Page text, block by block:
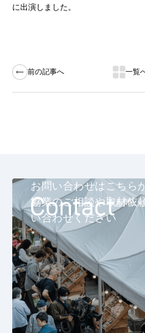
に出演しました。
前の記事へ 一覧
お問い
お問い合わせはこちら
協業のご相談や取材依
い合わせください